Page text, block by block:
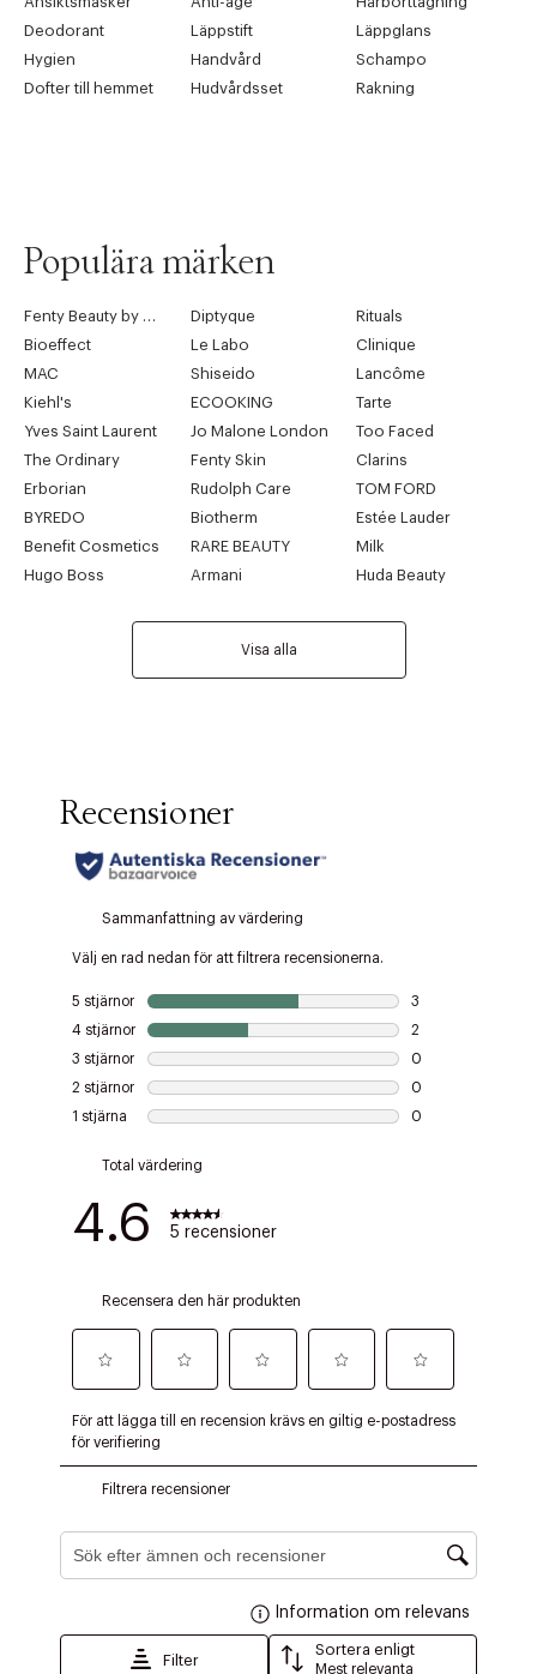
Tidigare
Deodorant
Läppstift
Läppglans
Hygien
Handvård
Schampo
Dofter till hemmet
Hudvårdsset Rakning
Populära märken
Diptyque
Rituals
Bioeffect
Le Labo
Clinique
MAC
Shiseido
Lancôme
Kiehl's
ECOOKING
Tarte
Yves Saint Laurent
Jo Malone London
Too Faced
The Ordinary
Fenty Skin
Clarins
Erborian
Rudolph Care
TOM FORD
BYREDO
Biotherm
Estée Lauder
Benefit Cosmetics
RARE BEAUTY
Milk
Hugo Boss
Armani Huda Beauty
Visa alla